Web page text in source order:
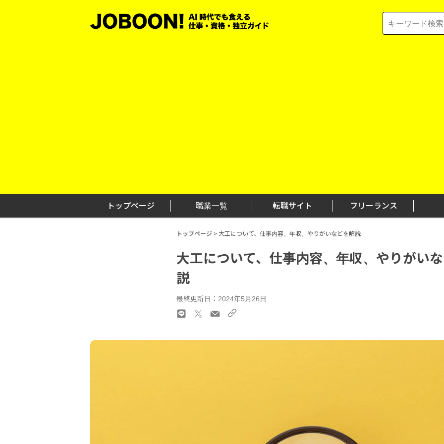
for:
トップページ 職業一覧 転職サイト フリーランス
トップページ > 大工について、仕事内容、年収、やりがいなどを解説
大工について、仕事内容、年収、やりがい
説
最終更新日：2024年5月26日